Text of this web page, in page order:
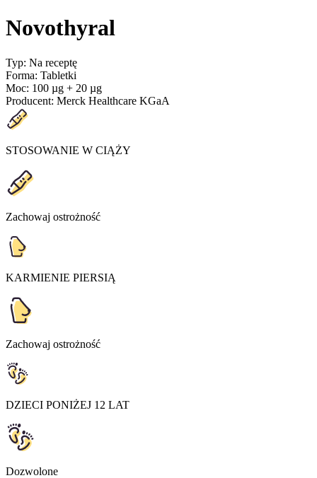
Novothyral
Typ: Na receptę
Forma: Tabletki
Moc: 100 µg + 20 µg
Producent: Merck Healthcare KGaA
STOSOWANIE W CIĄŻY
Zachowaj ostrożność
KARMIENIE PIERSIĄ
Zachowaj ostrożność
DZIECI PONIŻEJ 12 LAT
Dozwolone